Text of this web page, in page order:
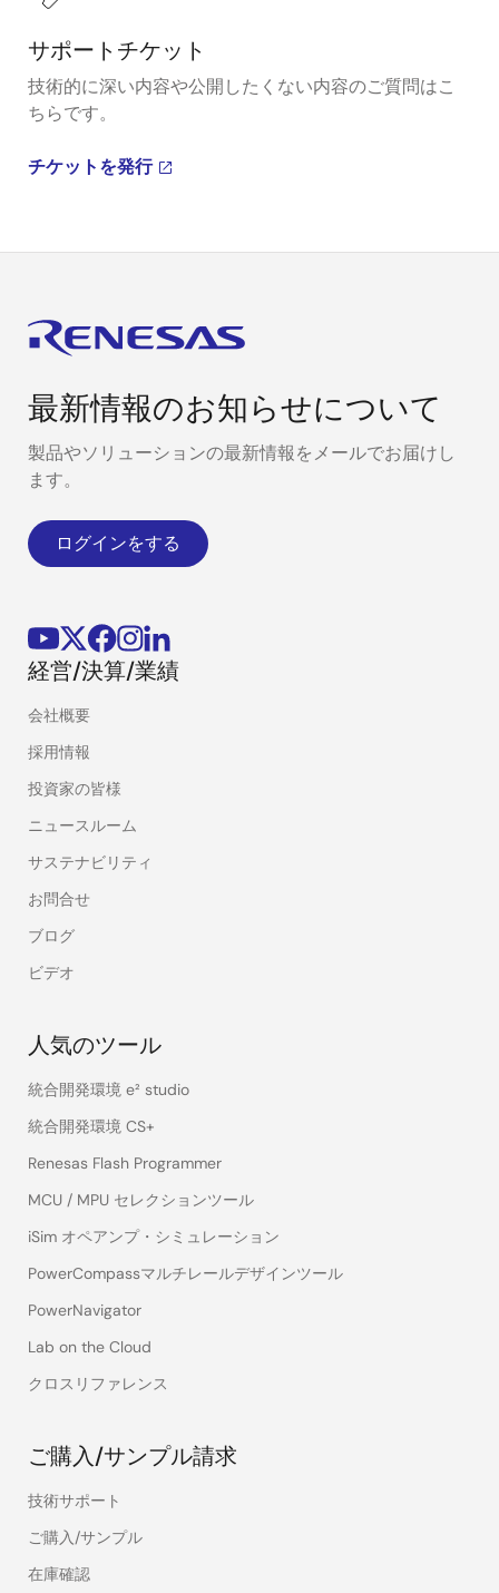
サポートチケット
技術的に深い内容や公開したくない内容のご質問はこ
ちらです。
チケットを発行
最新情報のお知らせについて
製品やソリューションの最新情報をメールでお届けし
ます。
ログインをする
経営/決算/業績
会社概要
採用情報
投資家の皆様
ニュースルーム
サステナビリティ
お問合せ
ブログ
ビデオ
人気のツール
統合開発環境 e² studio
統合開発環境 CS+
Renesas Flash Programmer
MCU / MPU セレクションツール
iSim オペアンプ・シミュレーション
PowerCompassマルチレールデザインツール
PowerNavigator
Lab on the Cloud
クロスリファレンス
ご購入/サンプル請求
技術サポート
ご購入/サンプル
在庫確認